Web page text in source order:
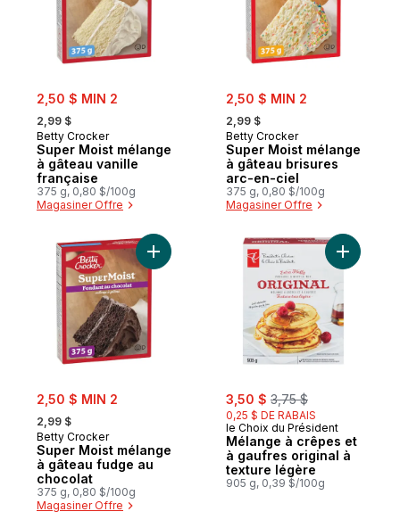
sale:
2,50 $ MIN 2
, formerly:
2,99 $
Betty Crocker
Super Moist mélange
à gâteau vanille
française
375 g, 0,80 $/100g
Magasiner Offre
sale:
2,50 $ MIN 2
, formerly:
2,99 $
Betty Crocker
Super Moist mélange
à gâteau brisures
arc-en-ciel
375 g, 0,80 $/100g
Magasiner Offre
sale:
2,50 $ MIN 2
, formerly:
2,99 $
Betty Crocker
Super Moist mélange
à gâteau fudge au
chocolat
375 g, 0,80 $/100g
Magasiner Offre
Ajouter Super Moist mélange à gâteau
sale:
3,50 $ , formerly:
3,75 $
0,25 $ DE RABAIS
le Choix du Président
Mélange à crêpes et
à gaufres original à
texture légère
905 g, 0,39 $/100g
Ajouter